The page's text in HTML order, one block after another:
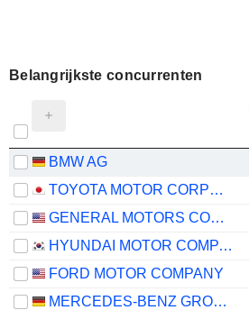
Belangrijkste concurrenten
BMW AG
TOYOTA MOTOR CORPORATION
GENERAL MOTORS COMPANY
HYUNDAI MOTOR COMPANY
FORD MOTOR COMPANY
MERCEDES-BENZ GROUP AG